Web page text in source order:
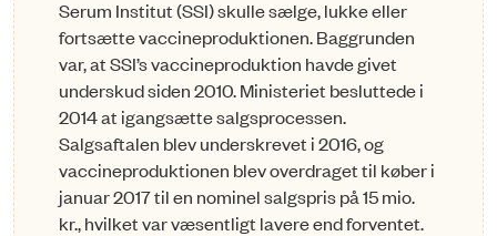
Serum Institut (SSI) skulle sælge, lukke eller
fortsætte vaccineproduktionen. Baggrunden
var, at SSI’s vaccineproduktion havde givet
underskud siden 2010. Ministeriet besluttede i
2014 at igangsætte salgsprocessen.
Salgsaftalen blev under­skrevet i 2016, og
vaccineproduktionen blev overdraget til køber i
januar 2017 til en nominel salgspris på 15 mio.
kr., hvilket var væsentligt lavere end forventet.